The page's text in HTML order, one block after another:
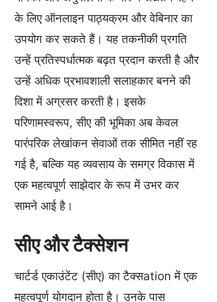
के लिए ऑनलाइन पाठ्यक्रम और वेबिनार का
उपयोग कर सकते हैं। यह तकनीकी प्रगति
उन्हें प्रतिस्पर्धात्मक बढ़त प्रदान करती है और
उन्हें अधिक प्रभावशाली सलाहकार बनने की
दिशा में अग्रसर करती है। इसके
परिणामस्वरूप, सीए की भूमिका अब केवल
पारंपरिक लेखांकन सेवाओं तक सीमित नहीं रह
गई है, बल्कि यह व्यवसाय के समग्र विकास में
एक महत्वपूर्ण साझेदार के रूप में उभर कर
सामने आई है।
सीए और टैक्सेशन
चार्टर्ड एकाउंटेंट (सीए) का टैक्सation में एक
महत्वपूर्ण योगदान होता है। उनके पास